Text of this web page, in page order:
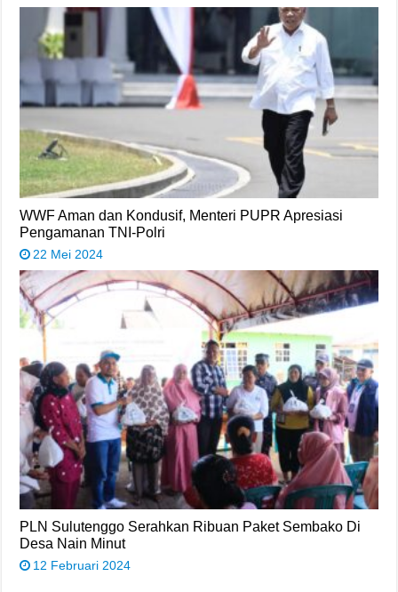
WWF Aman dan Kondusif, Menteri PUPR Apresiasi
Pengamanan TNI-Polri
22 Mei 2024
PLN Sulutenggo Serahkan Ribuan Paket Sembako Di
Desa Nain Minut
12 Februari 2024